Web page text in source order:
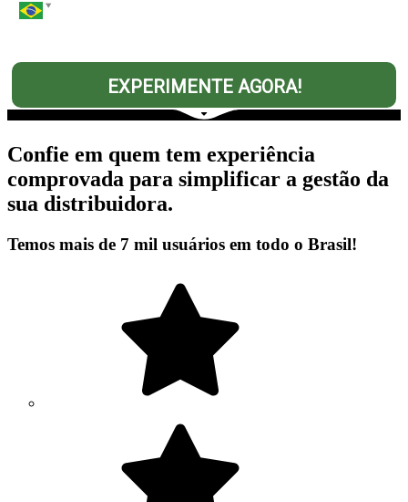
EXPERIMENTE AGORA!
Confie em quem tem experiência
comprovada para simplificar a gestão da
sua distribuidora.
Temos mais de 7 mil usuários em todo o Brasil!